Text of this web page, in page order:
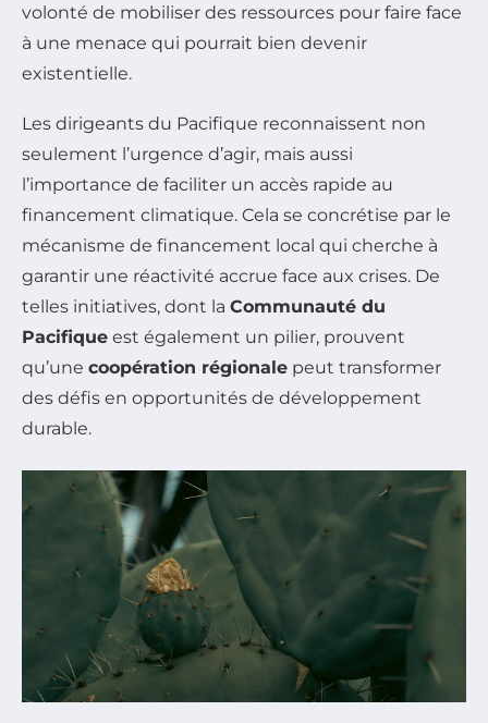
volonté de mobiliser des ressources pour faire face
à une menace qui pourrait bien devenir
existentielle.
Les dirigeants du Pacifique reconnaissent non
seulement l’urgence d’agir, mais aussi
l’importance de faciliter un accès rapide au
financement climatique. Cela se concrétise par le
mécanisme de financement local qui cherche à
garantir une réactivité accrue face aux crises. De
telles initiatives, dont la Communauté du
Pacifique est également un pilier, prouvent
qu’une coopération régionale peut transformer
des défis en opportunités de développement
durable.